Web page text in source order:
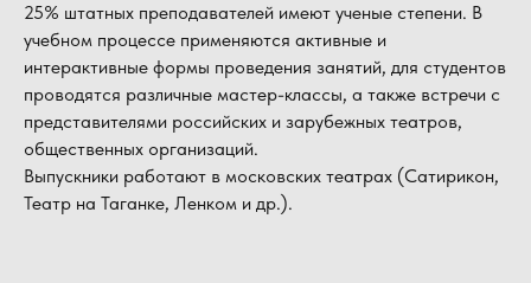
25% штатных преподавателей имеют ученые степени. В
учебном процессе применяются активные и
интерактивные формы проведения занятий, для студентов
проводятся различные мастер-классы, а также встречи с
представителями российских и зарубежных театров,
общественных организаций.
Выпускники работают в московских театрах (Сатирикон,
Театр на Таганке, Ленком и др.).